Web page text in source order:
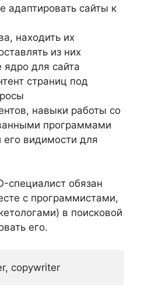
адаптировать сайты к
находить их
из них
ядро для сайта
страниц под
навыки работы со
программами
его видимости для
специалист обязан
с программистами,
в поисковой
его.
copywriter